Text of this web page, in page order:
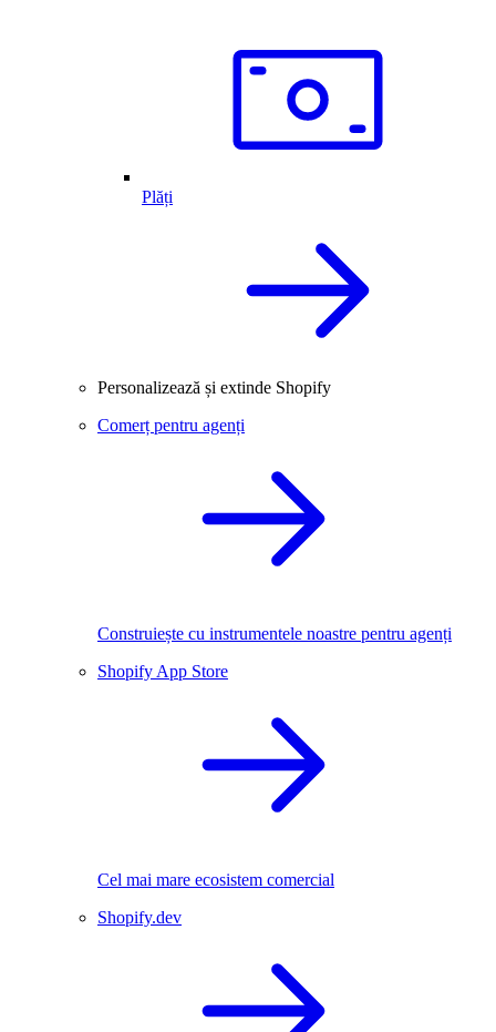
Plăți
Personalizează și extinde Shopify
Comerț pentru agenți
Construiește cu instrumentele noastre pentru agenți
Shopify App Store
Cel mai mare ecosistem comercial
Shopify.dev